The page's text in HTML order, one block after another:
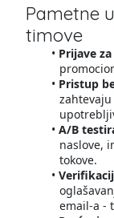
Pametne
timove
Prijave
Pristup
A/B
naslove,
tokove.
email-a -